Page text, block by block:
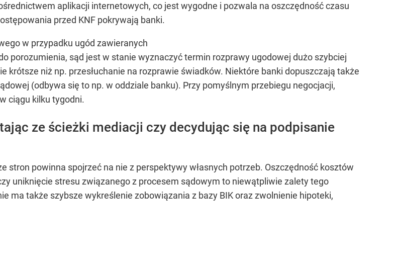
aplikacji internetowych, co jest wygodne i pozwala na oszczędność czasu
przed KNF pokrywają banki.
w przypadku ugód zawieranych
porozumienia, sąd jest w stanie wyznaczyć termin rozprawy ugodowej dużo szybciej
krótsze niż np. przesłuchanie na rozprawie świadków. Niektóre banki dopuszczają także
(odbywa się to np. w oddziale banku). Przy pomyślnym przebiegu negocjacji,
ciągu kilku tygodni.
ze ścieżki mediacji czy decydując się na podpisanie
stron powinna spojrzeć na nie z perspektywy własnych potrzeb. Oszczędność kosztów
uniknięcie stresu związanego z procesem sądowym to niewątpliwie zalety tego
ma także szybsze wykreślenie zobowiązania z bazy BIK oraz zwolnienie hipoteki,